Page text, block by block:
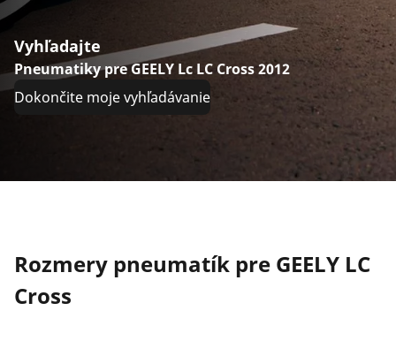
Vyhľadajte
Pneumatiky pre GEELY Lc LC Cross 2012
Dokončite moje vyhľadávanie
Rozmery pneumatík pre GEELY LC
Cross